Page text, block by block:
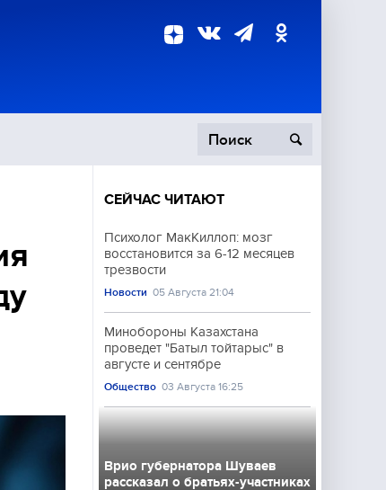
СЕЙЧАС ЧИТАЮТ
Психолог МакКиллоп: мозг
восстановится за 6-12 месяцев
трезвости
Новости 05 Августа 21:04
Минобороны Казахстана
проведет "Батыл тойтарыс" в
августе и сентябре
Общество 03 Августа 16:25
Врио губернатора Шуваев
рассказал о братьях-участниках